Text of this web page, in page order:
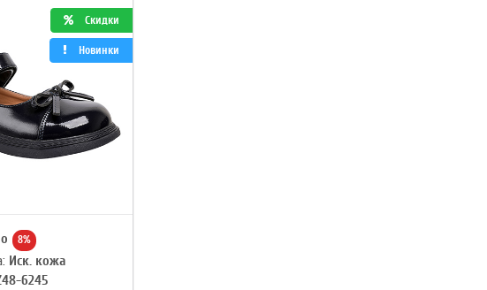
Скидки
Новинки
8%
Иск. кожа
6245